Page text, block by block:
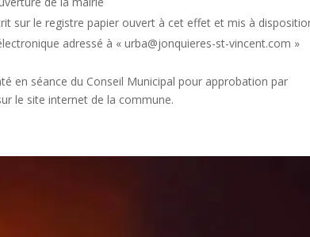
sur le registre papier ouvert à cet effet et mis à
adressé à « urba@jonquieres-st-vincent.com »
en séance du Conseil Municipal pour approbation par
le site internet de la commune.